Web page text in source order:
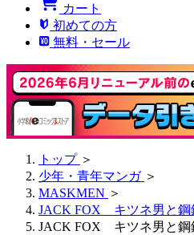
カート
初めての方
無料・セール
トップ ＞
少年・青年マンガ ＞
MASKMEN ＞
JACK FOX キツネ男と鋼
JACK FOX キツネ男と鋼